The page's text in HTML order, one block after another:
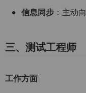
信息同步 ：主动
三、测试工程师
工作方面